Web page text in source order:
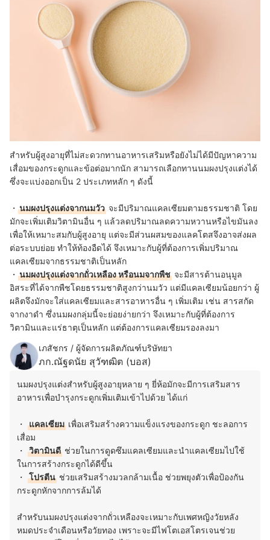
สำหรับผู้สูงอายุที่ไม่สะดวกทานอาหารเสริมหรือยังไม่ได้มีปัญหาความ
เสื่อมของกระดูกและข้อต่อมากนัก สามารถเลือกทานนมผงปรุงแต่งได้
ซึ่งจะแบ่งออกเป็น 2 ประเภทหลัก ๆ ดังนี้
・ นมผงปรุงแต่งจากนมวัว จะมีปริมาณแคลเซียมตามธรรมชาติ โดย
มักจะเพิ่มเติมวิตามินอื่น ๆ แล้วลดปริมาณลดความหวานหรือไขมันลง
เพื่อให้เหมาะสมกับผู้สูงอายุ แต่จะมีส่วนผสมของแลคโตสจึงอาจส่งผล
ต่อระบบย่อย ทำให้ท้องอืดได้ จึงเหมาะกับผู้ที่ต้องการเพิ่มปริมาณ
แคลเซียมจากธรรมชาติเป็นหลัก
・ นมผงปรุงแต่งจากถั่วเหลือง หรือนมจากพืช จะมีสารต้านอนุมูล
อิสระที่ได้จากพืชโดยธรรมชาติสูงกว่านมวัว แต่มีแคลเซียมน้อยกว่า ผู้
ผลิตจึงมักจะใส่แคลเซียมและสารอาหารอื่น ๆ เพิ่มเติม เช่น สารสกัด
จากงาดำ ซึ่งนมผงกลุ่มนี้จะย่อยง่ายกว่า จึงเหมาะกับผู้ที่ต้องการ
วิตามินและแร่ธาตุเป็นหลัก แต่ต้องการแคลเซียมรองลงมา
เภสัชกร / ผู้จัดการผลิตภัณฑ์บริษัทยา
ภก.ณัฐดนัย สุวัฑฒิต (บอส)
นมผงปรุงแต่งสำหรับผู้สูงอายุหลาย ๆ ยี่ห้อมักจะมีการเสริมสาร
อาหารเพื่อบำรุงกระดูกเพิ่มเติมเข้าไปด้วย ได้แก่
・ แคลเซียม เพื่อเสริมสร้างความแข็งแรงของกระดูก ชะลอการ
เสื่อม
・
วิตามินดี ช่วยในการดูดซึมแคลเซียมและนำแคลเซียมไปใช้
ในการสร้างกระดูกได้ดีขึ้น
・
โปรตีน ช่วยเสริมสร้างมวลกล้ามเนื้อ ช่วยพยุงตัวเพื่อป้องกัน
กระดูกหักจากการล้มได้
สำหรับนมผงปรุงแต่งจากถั่วเหลืองจะเหมาะกับเพศหญิงวัยหลัง
หมดประจำเดือนหรือวัยทอง เพราะจะมีไฟโตเอสโตรเจนช่วย